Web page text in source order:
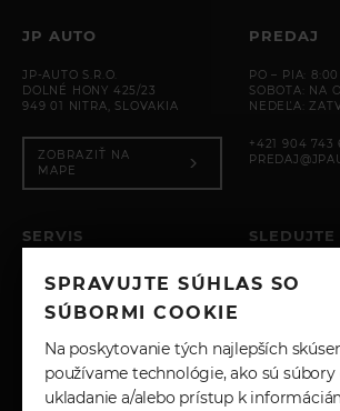
SPRAVUJTE SÚHLAS SO
SÚBORMI COOKIE
Na poskytovanie tých najlepších
používame technológie, ako sú súbory
ukladanie a/alebo prístup k
JP AUTO
JP-AUTO S.R.O.
DOLNÉ HONY 425/23
949 01 NITRA, SLOVAKIA
ZOBRAZIŤ NA
MAPE
PREDAJ
PO – PIA:
SOBOTA: NA
NEDEĽA:
+421 904 743
SERVIS
PO – PIA: 8:00 - 17:00
SOBOTA: ZATVORENÉ
NEDEĽA: ZATVORENÉ
+421 904 743 617
SERVIS@JPAUTO.SK
SLEDUJTE